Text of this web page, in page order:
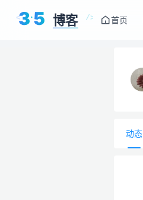
< />
35 博客 首页
动态